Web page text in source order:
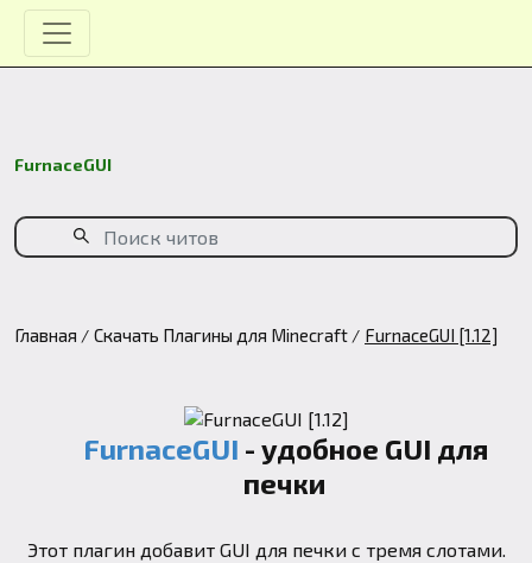
FurnaceGUI
Главная Скачать Плагины для Minecraft FurnaceGUI [1.12]
FurnaceGUI - удобное GUI для
печки
Этот плагин добавит GUI для печки с тремя слотами.